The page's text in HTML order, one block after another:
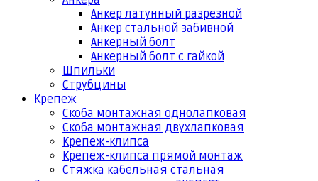
Анкер латунный разрезной
Анкер стальной забивной
Анкерный болт
Анкерный болт с гайкой
Шпильки
Струбцины
Крепеж
Скоба монтажная однолапковая
Скоба монтажная двухлапковая
Крепеж-клипса
Крепеж-клипса прямой монтаж
Стяжка кабельная стальная